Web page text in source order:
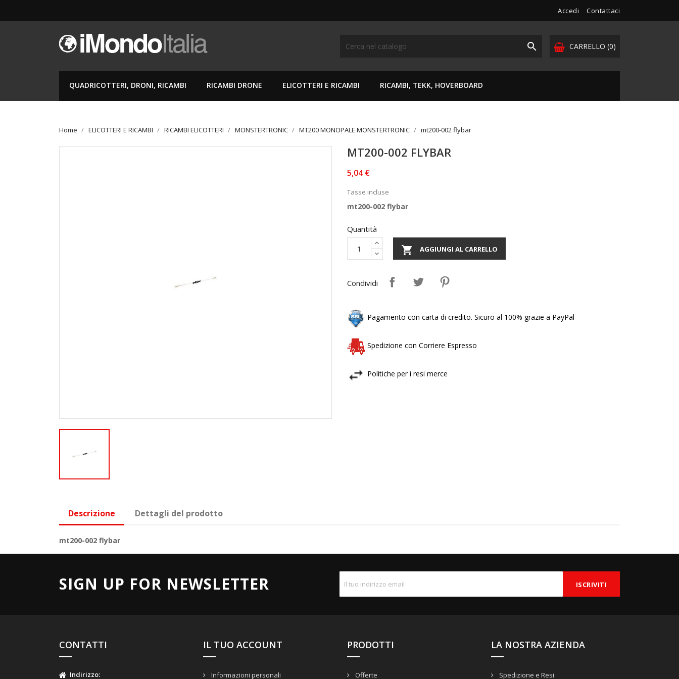
Accedi Contattaci
CARRELLO (0)

QUADRICOTTERI, DRONI, RICAMBI RICAMBI DRONE ELICOTTERI E RICAMBI RICAMBI, TEKK, HOVERBOARD
Home ELICOTTERI E RICAMBI RICAMBI ELICOTTERI MONSTERTRONIC MT200 MONOPALE MONSTERTRONIC mt200-002 flybar
MT200-002 FLYBAR
5,04 €
Tasse incluse
mt200-002 flybar
Quantità
 AGGIUNGI AL CARRELLO
Condividi
Pagamento con carta di credito. Sicuro al 100% grazie a PayPal
Spedizione con Corriere Espresso
Politiche per i resi merce
Descrizione Dettagli del prodotto
mt200-002 flybar
SIGN UP FOR NEWSLETTER
CONTATTI
Indirizzo:
IL TUO ACCOUNT
Informazioni personali
PRODOTTI
Offerte
LA NOSTRA AZIENDA
Spedizione e Resi